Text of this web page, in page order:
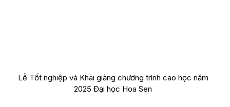
Lễ Tốt nghiệp và Khai giảng chương trình cao học năm
2025 Đại học Hoa Sen